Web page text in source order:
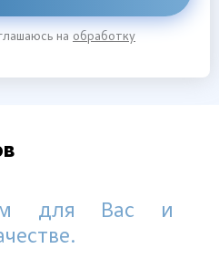
на обработку
для Вас и